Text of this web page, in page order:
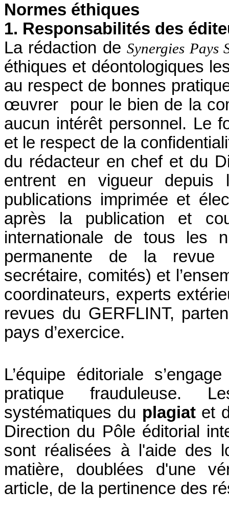
Normes éthiques
1. Responsabilités des
La rédaction deSynergies Pays
éthiques et déontologiques
au respect de bonnes
œuvrer pour le bien de la
aucun intérêt personnel. Le
et le respect de la
du rédacteur en chef et du
entrent en vigueur depuis
publications imprimée et
après la publication et
internationale de tous les
permanente de la revue
secrétaire, comités) et
coordinateurs, experts
revues du GERFLINT,
pays d’exercice.
L’équipe éditoriale
pratique frauduleuse.
systématiques du plagiatet
Direction du Pôle éditorial
sont réalisées à l'aide des
matière, doublées d'une
article, de la pertinence des